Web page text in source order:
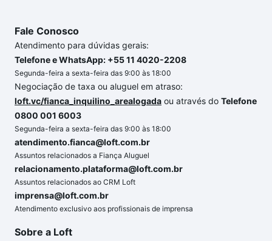
Fale Conosco
Atendimento para dúvidas gerais:
Telefone e WhatsApp: +55 11 4020-2208
Segunda-feira a sexta-feira das 9:00 às 18:00
Negociação de taxa ou aluguel em atraso:
loft.vc/fianca_inquilino_arealogada ou através do Telefone
0800 001 6003
Segunda-feira a sexta-feira das 9:00 às 18:00
atendimento.fianca@loft.com.br
Assuntos relacionados a Fiança Aluguel
relacionamento.plataforma@loft.com.br
Assuntos relacionados ao CRM Loft
imprensa@loft.com.br
Atendimento exclusivo aos profissionais de imprensa
Sobre a Loft